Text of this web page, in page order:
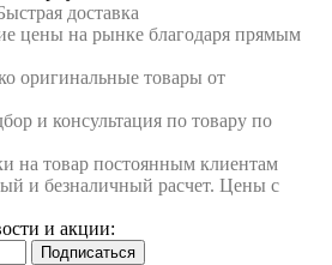
доставка
цены на рынке благодаря прямым
оригинальные товары от
и консультация по товару по
на товар постоянным клиентам
и безналичный расчет. Цены с
и акции:
Подписаться